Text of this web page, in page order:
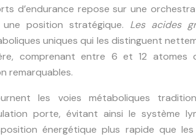
d’endurance repose sur une
position stratégique. Les acides
uniques qui les distinguent
comprenant entre 6 et 12 atomes
remarquables.
les voies métaboliques
porte, évitant ainsi le système
énergétique plus rapide que